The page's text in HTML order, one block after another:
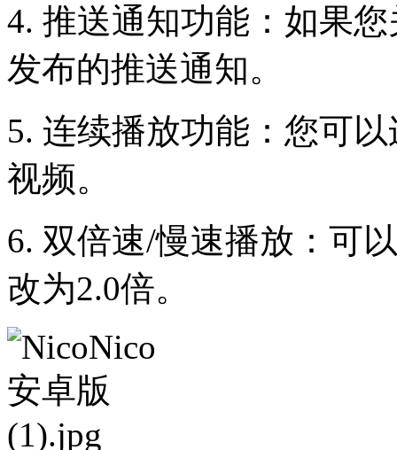
4. 推送通知功能：如果
发布的推送通知。
5. 连续播放功能：您可
视频。
6. 双倍速/慢速播放：可
改为2.0倍。